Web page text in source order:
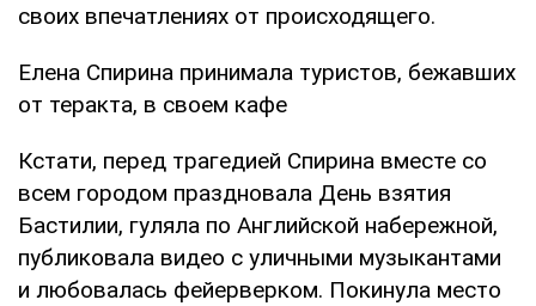
своих впечатлениях от происходящего.
Елена Спирина принимала туристов, бежавших
от теракта, в своем кафе
Кстати, перед трагедией Спирина вместе со
всем городом праздновала День взятия
Бастилии, гуляла по Английской набережной,
публиковала видео с уличными музыкантами
и любовалась фейерверком. Покинула место